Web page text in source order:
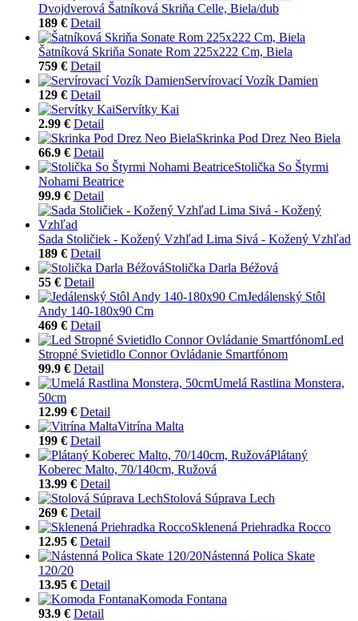
Dvojdverová Šatníková Skriňa Celle, Biela/dub
189 € Detail
Šatníková Skriňa Sonate Rom 225x222 Cm, Biela
759 € Detail
Servírovací Vozík Damien
129 € Detail
Servítky Kai
2.99 € Detail
Skrinka Pod Drez Neo Biela
66.9 € Detail
Stolička So Štyrmi
Nohami Beatrice
99.9 € Detail
Sada Stoličiek - Kožený Vzhľad Lima Sivá - Kožený Vzhľad
189 € Detail
Stolička Darla Béžová
55 € Detail
Jedálenský Stôl
Andy 140-180x90 Cm
469 € Detail
Led
Stropné Svietidlo Connor Ovládanie Smartfónom
99.9 € Detail
Umelá Rastlina Monstera,
50cm
12.99 € Detail
Vitrína Malta
199 € Detail
Plátaný
Koberec Malto, 70/140cm, Ružová
13.99 € Detail
Stolová Súprava Lech
269 € Detail
Sklenená Priehradka Rocco
12.95 € Detail
Nástenná Polica Skate
120/20
13.95 € Detail
Komoda Fontana
93.9 € Detail